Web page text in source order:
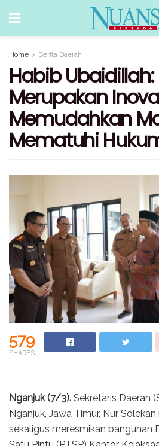
Home Berita Daerah
Habib Ubaidillah:
Merupakan
Memudahkan
Mematuhi
579
SHARES
Nganjuk (7/3). Sekretaris Daerah
Nganjuk, Jawa Timur, Nur
sekaligus meresmikan bangunan